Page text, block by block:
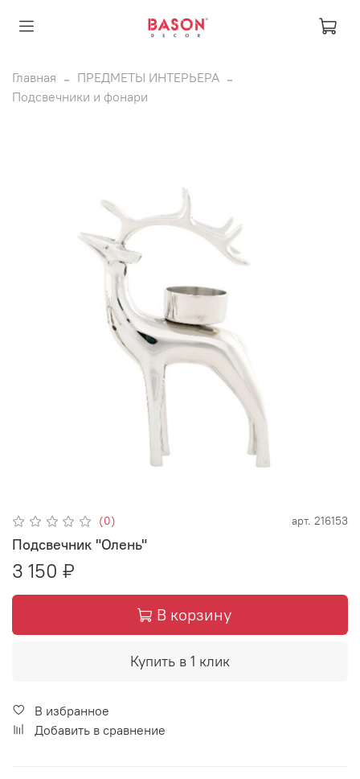
Главная
ПРЕДМЕТЫ ИНТЕРЬЕРА
Подсвечники и фонари
(0) арт. 216153
Подсвечник "Олень"
3 150 ₽
В корзину
Купить в 1 клик
В избранное
Добавить в сравнение